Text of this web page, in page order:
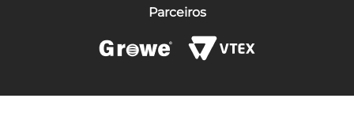
Parceiros